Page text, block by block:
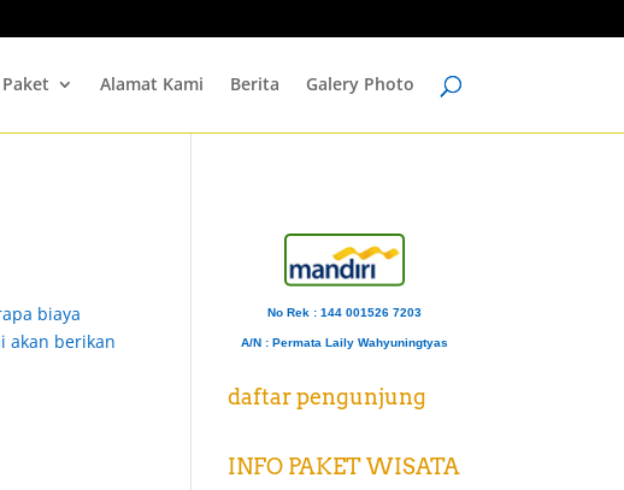
Paket Alamat Kami Berita Galery Photo
biaya
akan berikan
No Rek : 144 001526 7203
A/N : Permata Laily Wahyuningtyas
daftar pengunjung
INFO PAKET WISATA